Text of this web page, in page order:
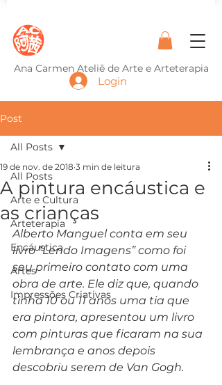
Ana Carmen Ateliê de Arte e Arteterapia
Login
Post
All Posts
Arte e Cultura
Arteterapia
Encáustica
Artes
Impressões Criativas
All Posts
A pintura encáustica e
as crianças
19 de nov. de 2018 3 min de leitura
Alberto Manguel conta em seu
livro “Lendo Imagens” como foi
seu primeiro contato com uma
obra de arte. Ele diz que, quando
tinha 10 ou 11 anos uma tia que
era pintora, apresentou um livro
com pinturas que ficaram na sua
lembrança e anos depois
descobriu serem de Van Gogh.